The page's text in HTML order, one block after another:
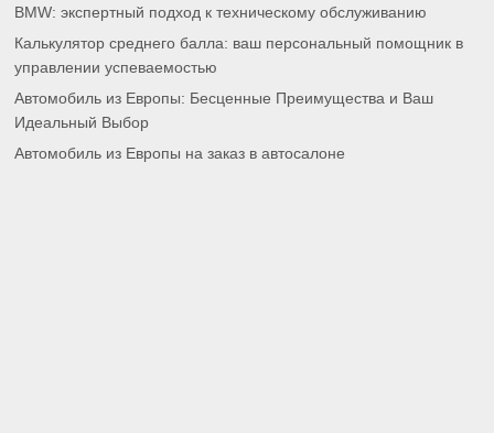
BMW: экспертный подход к техническому обслуживанию
Калькулятор среднего балла: ваш персональный помощник в
управлении успеваемостью
Автомобиль из Европы: Бесценные Преимущества и Ваш
Идеальный Выбор
Автомобиль из Европы на заказ в автосалоне